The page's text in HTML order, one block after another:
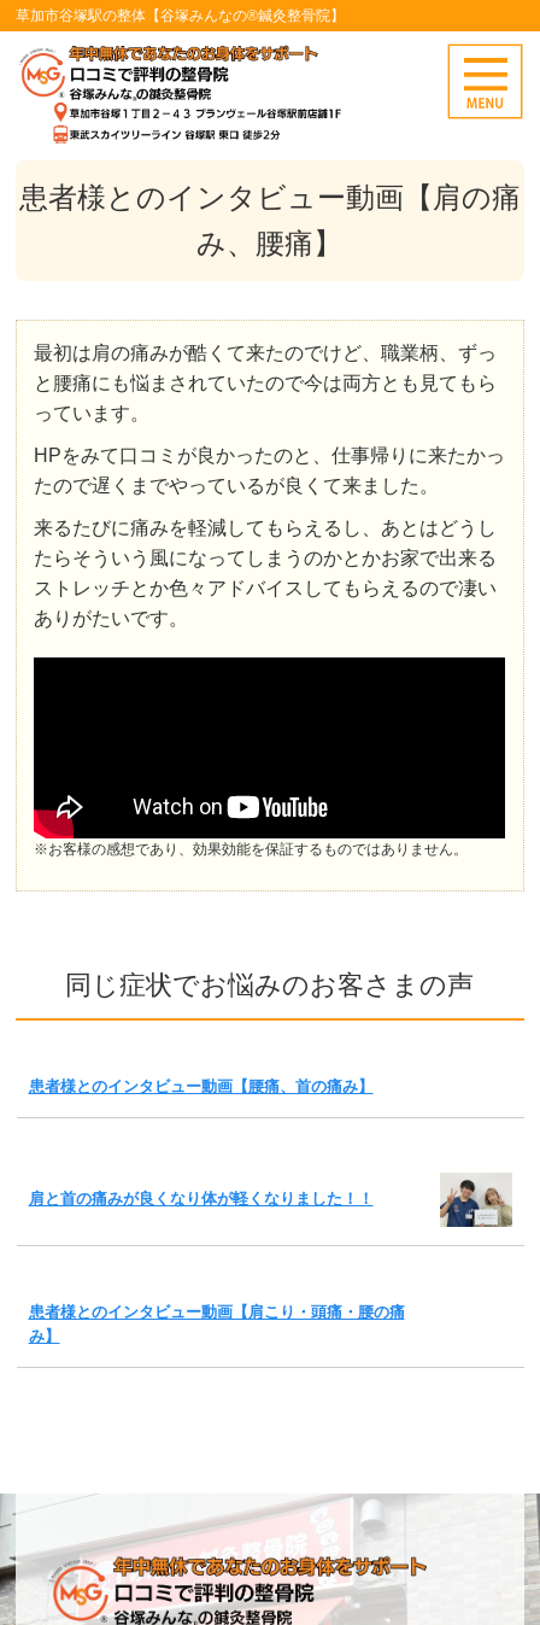
草加市谷塚駅の整体【谷塚みんなの®鍼灸整骨院】
患者様とのインタビュー動画【肩の痛
み、腰痛】
最初は肩の痛みが酷くて来たのでけど、職業柄、ずっ
と腰痛にも悩まされていたので今は両方とも見てもら
っています。
HPをみて口コミが良かったのと、仕事帰りに来たかっ
たので遅くまでやっているが良くて来ました。
来るたびに痛みを軽減してもらえるし、あとはどうし
たらそういう風になってしまうのかとかお家で出来る
ストレッチとか色々アドバイスしてもらえるので凄い
ありがたいです。
※お客様の感想であり、効果効能を保証するものではありません。
同じ症状でお悩みのお客さまの声
患者様とのインタビュー動画【腰痛、首の痛み】
肩と首の痛みが良くなり体が軽くなりました！！
患者様とのインタビュー動画【肩こり・頭痛・腰の痛
み】